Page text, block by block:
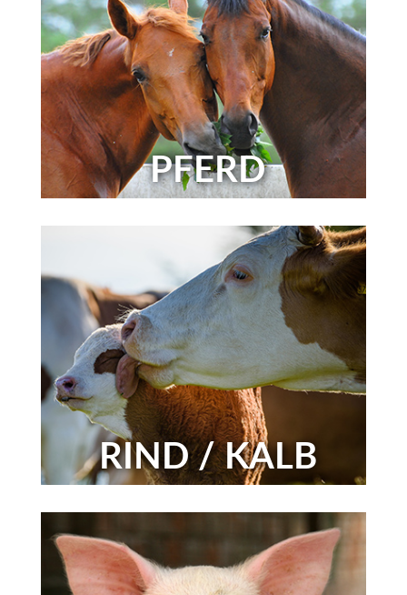
PFERD
RIND / KALB